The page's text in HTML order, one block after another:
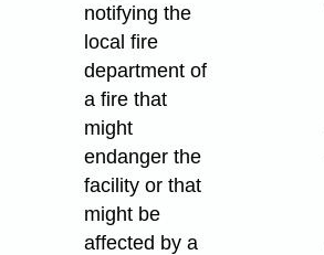
notifying the
local fire
department of
a fire that
might
endanger the
facility or that
might be
affected by a